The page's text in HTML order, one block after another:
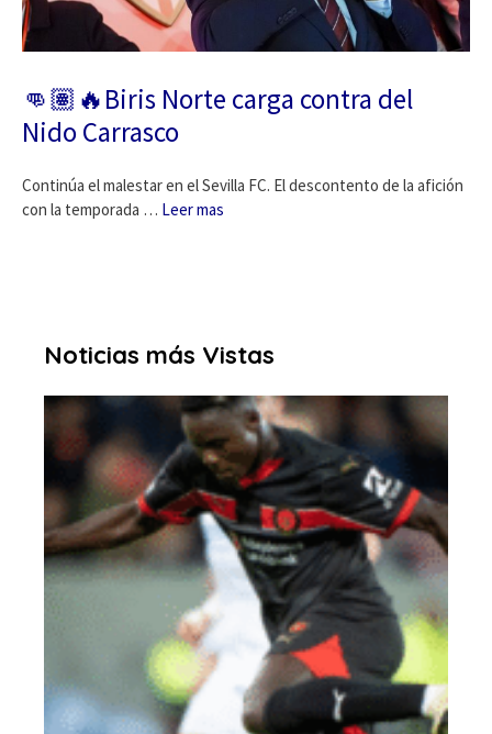
👊🏽🔥Biris Norte carga contra del
Nido Carrasco
Continúa el malestar en el Sevilla FC. El descontento de la afición
con la temporada … Leer mas
Noticias más Vistas